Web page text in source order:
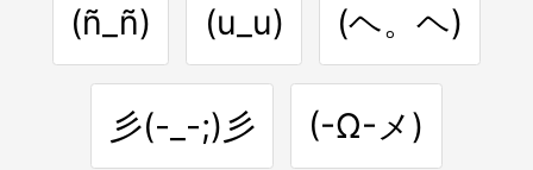
(ñ_ñ) (u_u) (ヘ。ヘ)
彡(-_-;)彡 (-Ω-メ)